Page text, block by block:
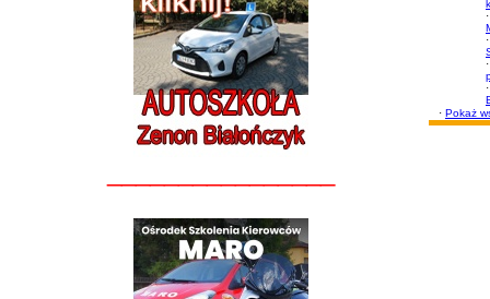
·
·
·
·
· Pokaż